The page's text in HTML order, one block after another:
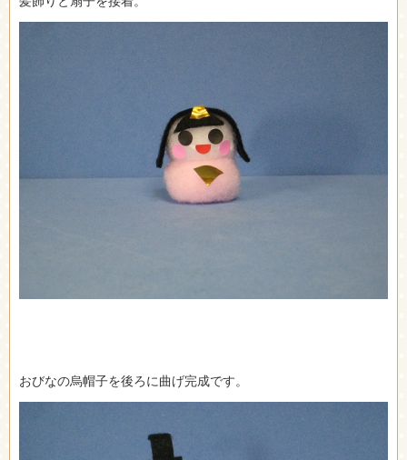
おびなの烏帽子を後ろに曲げ完成です。